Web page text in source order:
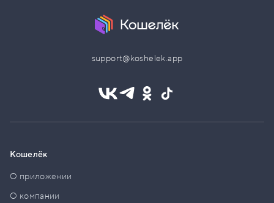
support@koshelek.app
Кошелёк
О приложении
О компании